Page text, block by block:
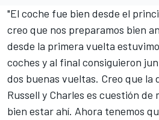
"El coche fue bien desde el
creo que nos preparamos bien
desde la primera vuelta
coches y al final consiguieron
dos buenas vueltas. Creo que la
Russell y Charles es cuestión de
bien estar ahí. Ahora tenemos